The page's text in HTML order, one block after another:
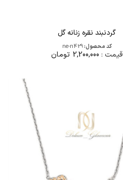
گردنبند نقره زنانه گل
کد محصول:ne-n429
قیمت : 2,200,000 تومان